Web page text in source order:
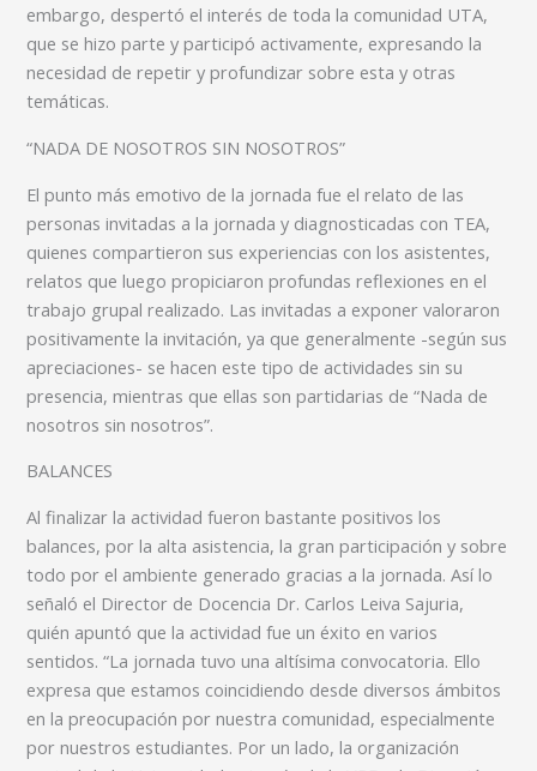
embargo, despertó el interés de toda la comunidad UTA,
que se hizo parte y participó activamente, expresando la
necesidad de repetir y profundizar sobre esta y otras
temáticas.
“NADA DE NOSOTROS SIN NOSOTROS”
El punto más emotivo de la jornada fue el relato de las
personas invitadas a la jornada y diagnosticadas con TEA,
quienes compartieron sus experiencias con los asistentes,
relatos que luego propiciaron profundas reflexiones en el
trabajo grupal realizado. Las invitadas a exponer valoraron
positivamente la invitación, ya que generalmente -según sus
apreciaciones- se hacen este tipo de actividades sin su
presencia, mientras que ellas son partidarias de “Nada de
nosotros sin nosotros”.
BALANCES
Al finalizar la actividad fueron bastante positivos los
balances, por la alta asistencia, la gran participación y sobre
todo por el ambiente generado gracias a la jornada. Así lo
señaló el Director de Docencia Dr. Carlos Leiva Sajuria,
quién apuntó que la actividad fue un éxito en varios
sentidos. “La jornada tuvo una altísima convocatoria. Ello
expresa que estamos coincidiendo desde diversos ámbitos
en la preocupación por nuestra comunidad, especialmente
por nuestros estudiantes. Por un lado, la organización